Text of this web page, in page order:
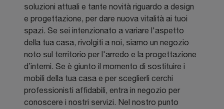
soluzioni attuali e tante novità riguardo a design
e progettazione, per dare nuova vitalità ai tuoi
spazi. Se sei intenzionato a variare l'aspetto
della tua casa, rivolgiti a noi, siamo un negozio
noto sul territorio per l'arredo e la progettazione
d’interni. Se è giunto il momento di sostituire i
mobili della tua casa e per sceglierli cerchi
professionisti affidabili, entra in negozio per
conoscere i nostri servizi. Nel nostro punto